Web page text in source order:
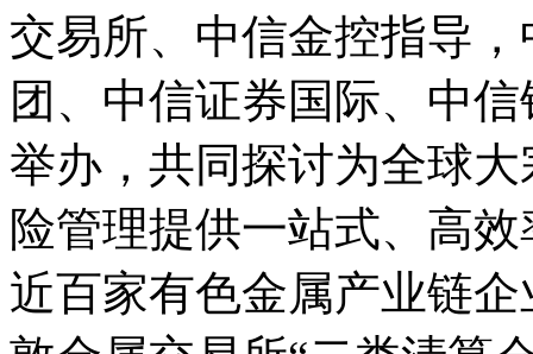
交易所、中信金控指导
团、中信证券国际、中
举办，共同探讨为全球
险管理提供一站式、高
近百家有色金属产业链